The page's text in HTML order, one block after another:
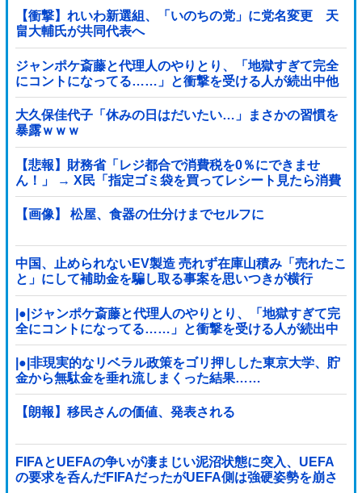
【衝撃】れいわ新選組、「いのちの党」に党名変更 天
畠大輔氏が共同代表へ
ジャンポケ斎藤と代理人のやりとり、「地獄すぎて完全
にコントになってる……」と衝撃を受ける人が続出中他
大久保佳代子「休みの日はだいたい…」まさかの習慣を
暴露ｗｗｗ
【悲報】財務省「レジ都合で消費税を0％にできませ
ん！」 → X民「指定ゴミ袋を買ってレシート見たら消費
税はゼロになるんだけど？」ｗｗｗｗｗｗｗｗｗｗｗｗ
ｗｗ
【画像】 松屋、食器の仕分けまでセルフに
中国、止められないEV製造 売れず在庫山積み「売れたこ
と」にして補助金を騙し取る事案を思いつきが横行
|●|ジャンポケ斎藤と代理人のやりとり、「地獄すぎて完
全にコントになってる……」と衝撃を受ける人が続出中
|●|非現実的なリベラル政策をゴリ押しした東京大学、貯
金から無駄金を垂れ流しまくった結果……
【朗報】移民さんの価値、発表される
FIFAとUEFAの争いが凄まじい泥沼状態に突入、UEFA
の要求を呑んだFIFAだったがUEFA側は強硬姿勢を崩さ